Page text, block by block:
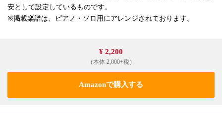
安として設定しているものです。
※掲載楽譜は、ピアノ・ソロ用にアレンジされております。
¥ 2,200
（本体 2,000+税）
Amazonで購入する